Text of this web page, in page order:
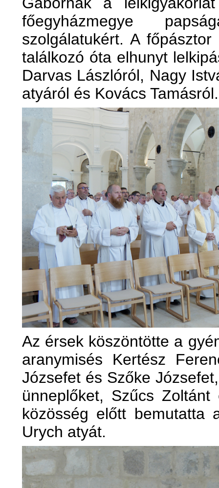
főegyházmegye
szolgálatukért. A
találkozó óta elhunyt
Darvas Lászlóról, Nagy
atyáról és Kovács Tamásról.
Az érsek köszöntötte a
aranymisés Kertész
Józsefet és Szőke
ünneplőket, Szűcs
közösség előtt bemutatta
Urych atyát.